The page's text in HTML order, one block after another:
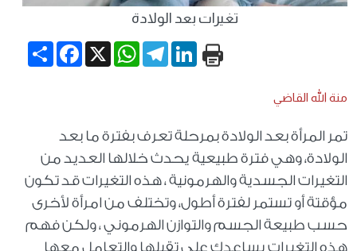
تغيرات بعد الولادة
Share
Facebook X
WhatsApp
TelegramLinkedIn
منة الله القاضي
تمر المرأة بعد الولادة بمرحلة تعرف بفترة ما بعد
الولادة، وهي فترة طبيعية يحدث خلالها العديد من
التغيرات الجسدية والهرمونية ، هذه التغيرات قد تكون
مؤقتة أو تستمر لفترة أطول، وتختلف من امرأة لأخرى
حسب طبيعة الجسم والتوازن الهرموني ، ولكن فهم